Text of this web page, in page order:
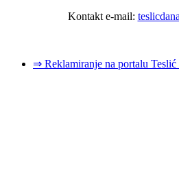
Kontakt e-mail:
⇒ Reklamiranje na portalu Teslić